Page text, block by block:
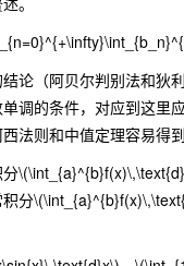
（阿贝尔判别法和狄
调的条件，对应到这
法则和中值定理容易得到
分